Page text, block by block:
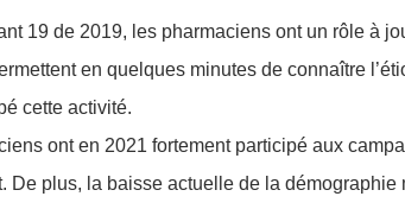
19 de 2019, les pharmaciens ont un rôle à
en quelques minutes de connaître
cette activité.
ont en 2021 fortement participé aux
De plus, la baisse actuelle de la